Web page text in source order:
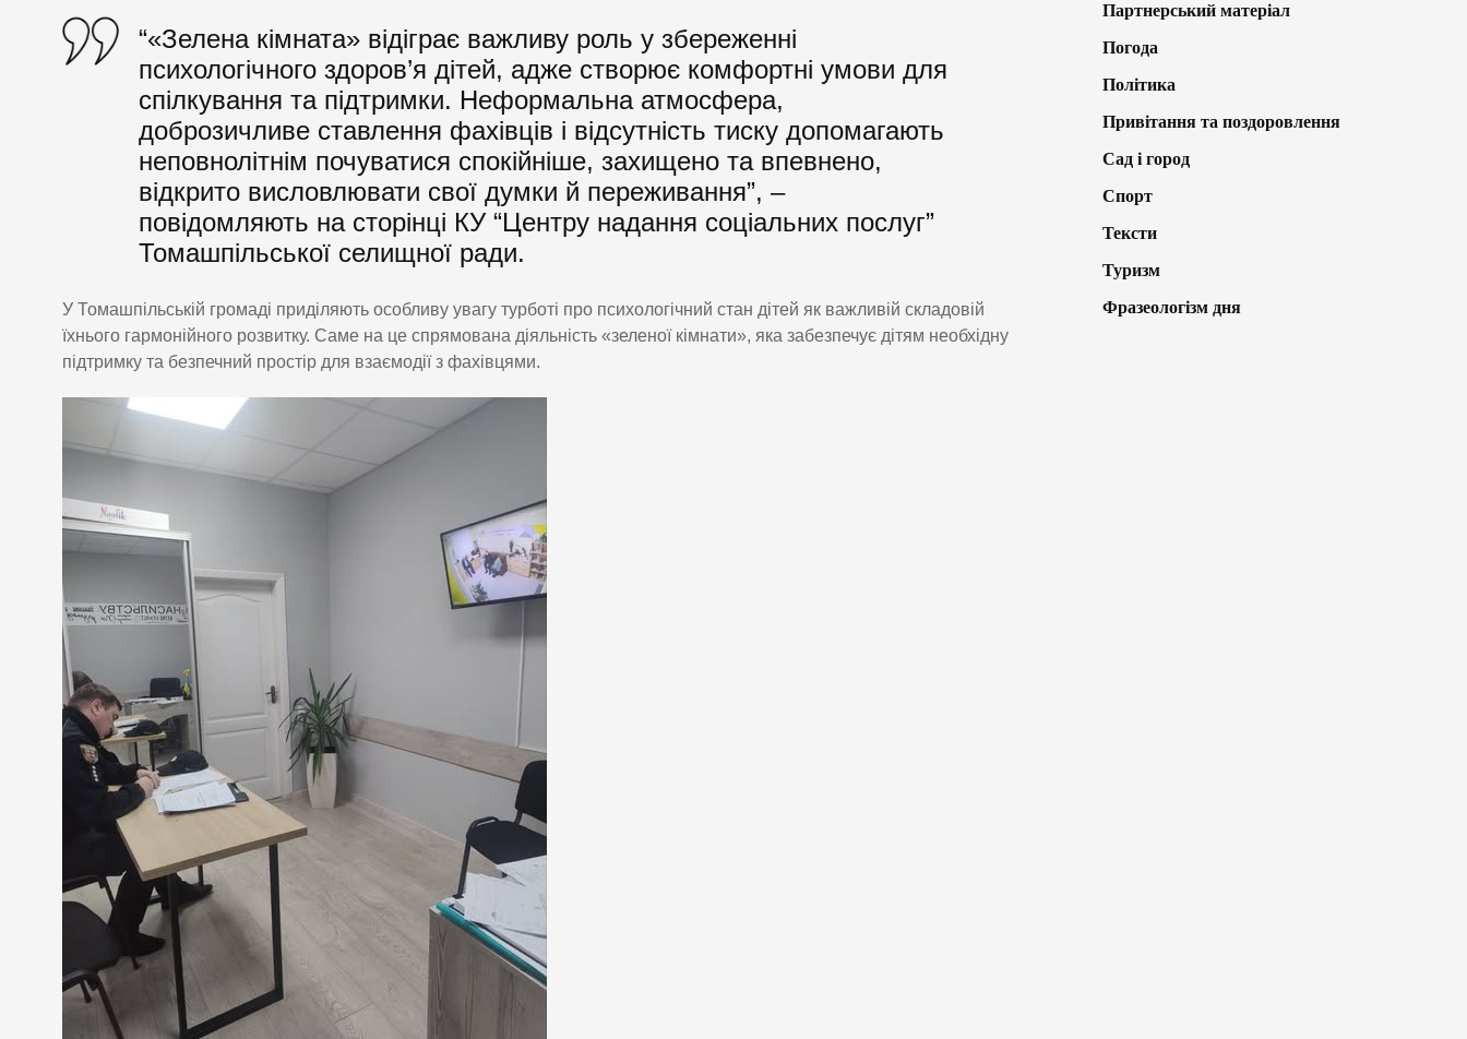
“«Зелена кімната» відіграє важливу роль у збереженні
психологічного здоров’я дітей, адже створює комфортні умови для
спілкування та підтримки. Неформальна атмосфера,
доброзичливе ставлення фахівців і відсутність тиску допомагають
неповнолітнім почуватися спокійніше, захищено та впевнено,
відкрито висловлювати свої думки й переживання”, –
повідомляють на сторінці КУ “Центру надання соціальних послуг”
Томашпільської селищної ради.
У Томашпільській громаді приділяють особливу увагу турботі про психологічний стан дітей як важливій складовій
їхнього гармонійного розвитку. Саме на це спрямована діяльність «зеленої кімнати», яка забезпечує дітям необхідну
підтримку та безпечний простір для взаємодії з фахівцями.
Партнерський матеріал
Погода
Політика
Привітання та поздоровлення
Сад і город
Спорт
Тексти
Туризм
Фразеологізм дня